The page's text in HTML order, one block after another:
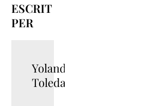
ESCRIT
PER
Yolanda
Toledano